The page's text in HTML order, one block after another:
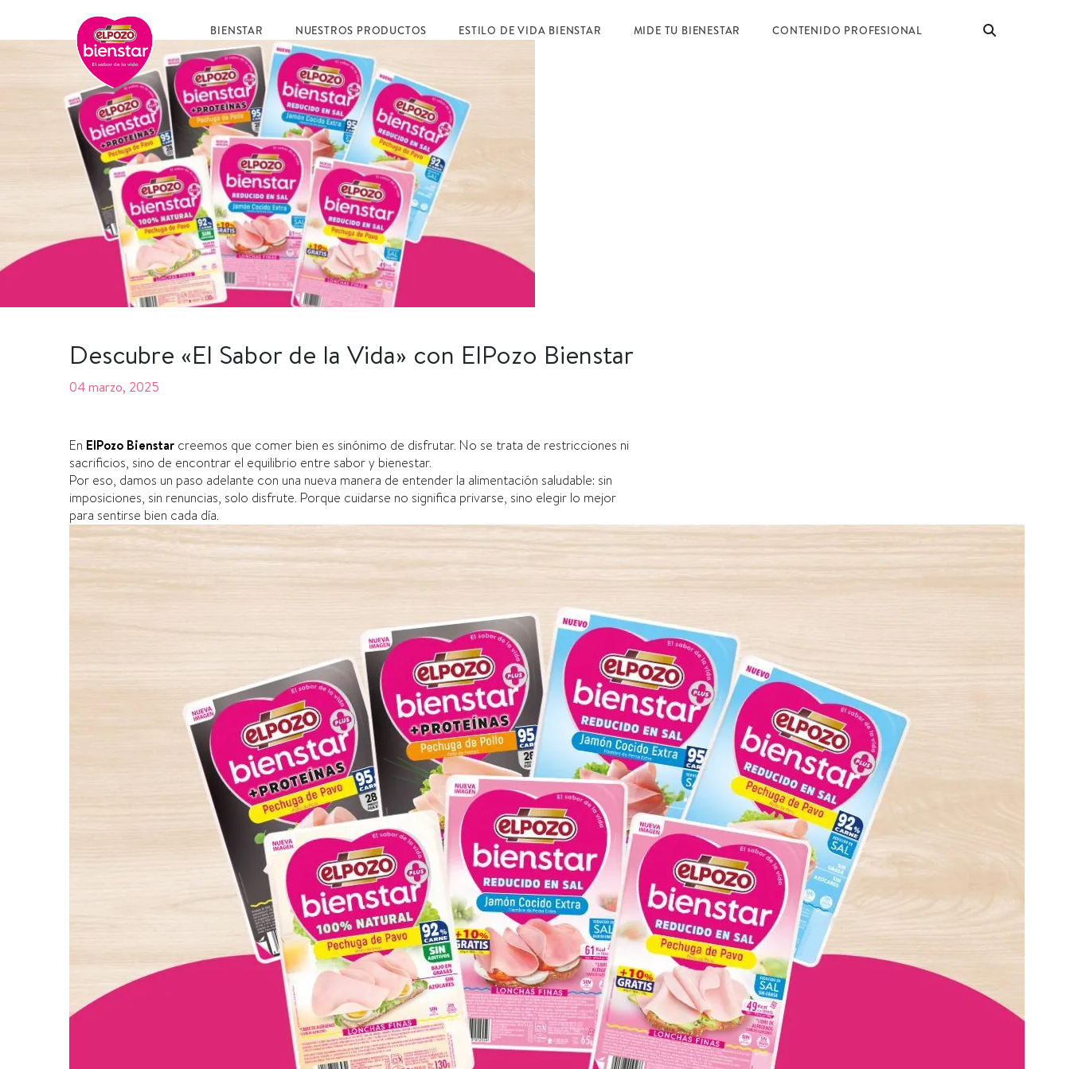
BIENSTAR NUESTROS PRODUCTOS ESTILO DE VIDA BIENSTAR MIDE TU BIENESTAR CONTENIDO PROFESIONAL
Descubre «El Sabor de la Vida» con ElPozo Bienstar
04 marzo, 2025
En ElPozo Bienstar creemos que comer bien es sinónimo de disfrutar. No se trata de restricciones ni
sacrificios, sino de encontrar el equilibrio entre sabor y bienestar.
Por eso, damos un paso adelante con una nueva manera de entender la alimentación saludable: sin
imposiciones, sin renuncias, solo disfrute. Porque cuidarse no significa privarse, sino elegir lo mejor
para sentirse bien cada día.